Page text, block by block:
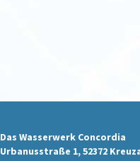
Das Wasserwerk Concordia
Urbanusstraße 1, 52372